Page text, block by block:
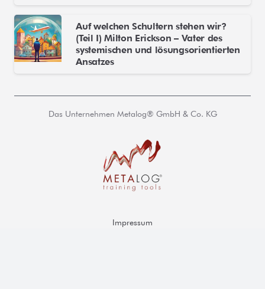
Auf welchen Schultern stehen wir?
(Teil I) Milton Erickson – Vater des
systemischen und lösungsorientierten
Ansatzes
Das Unternehmen Metalog® GmbH & Co. KG
Impressum